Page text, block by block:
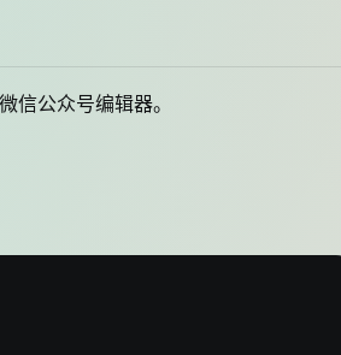
信公众号编辑器。